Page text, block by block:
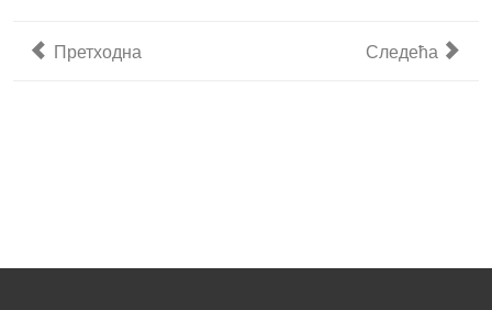
Претходни чланак: Закецуљке Живадина Стојановића
Претходна Следећи
Следећа